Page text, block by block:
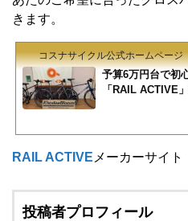
きます。
コスナサイクル公式ホームページ
予算6万円台で初
「RAIL ACTIVE
RAIL ACTIVE メーカーサイト
投稿者プロフィール